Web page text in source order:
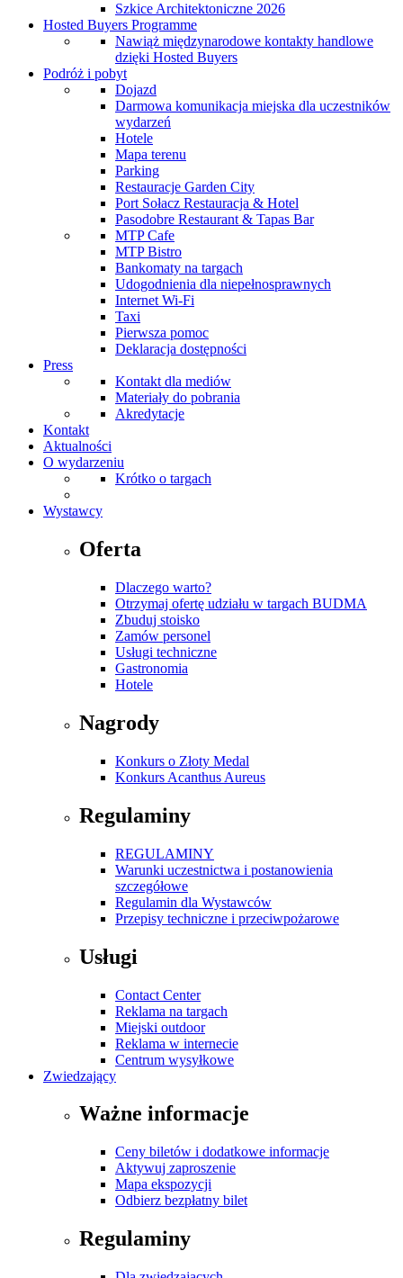
Szkice Architektoniczne 2026
Hosted Buyers Programme
Nawiąż międzynarodowe kontakty handlowe
dzięki Hosted Buyers
Podróż i pobyt
Dojazd
Darmowa komunikacja miejska dla uczestników
wydarzeń
Hotele
Mapa terenu
Parking
Restauracje Garden City
Port Sołacz Restauracja & Hotel
Pasodobre Restaurant & Tapas Bar
MTP Cafe
MTP Bistro
Bankomaty na targach
Udogodnienia dla niepełnosprawnych
Internet Wi-Fi
Taxi
Pierwsza pomoc
Deklaracja dostępności
Press
Kontakt dla mediów
Materiały do pobrania
Akredytacje
Kontakt
Aktualności
O wydarzeniu
Krótko o targach
Wystawcy
Oferta
Dlaczego warto?
Otrzymaj ofertę udziału w targach BUDMA
Zbuduj stoisko
Zamów personel
Usługi techniczne
Gastronomia
Hotele
Nagrody
Konkurs o Złoty Medal
Konkurs Acanthus Aureus
Regulaminy
REGULAMINY
Warunki uczestnictwa i postanowienia
szczegółowe
Regulamin dla Wystawców
Przepisy techniczne i przeciwpożarowe
Usługi
Contact Center
Reklama na targach
Miejski outdoor
Reklama w internecie
Centrum wysyłkowe
Zwiedzający
Ważne informacje
Ceny biletów i dodatkowe informacje
Aktywuj zaproszenie
Mapa ekspozycji
Odbierz bezpłatny bilet
Regulaminy